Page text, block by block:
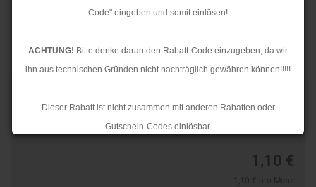
Code" eingeben und somit einlösen!
.
ACHTUNG! Bitte denke daran den Rabatt-Code einzugeben, da wir
ihn aus technischen Gründen nicht nachträglich gewähren können!!!!!
.
Dieser Rabatt ist nicht zusammen mit anderen Rabatten oder
Gutschein-Codes einlösbar.
Ab dem 17.08.2026 versenden wir wieder wie gewohnt. Aufgrund des
1,10 €